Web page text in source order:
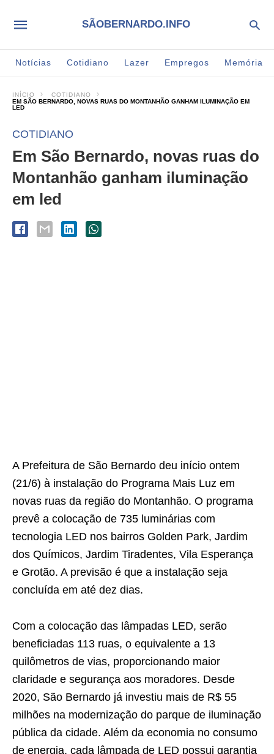
SÃOBERNARDO.INFO
Notícias Cotidiano Lazer Empregos Memória
INÍCIO
COTIDIANO
EM SÃO BERNARDO, NOVAS RUAS DO MONTANHÃO GANHAM ILUMINAÇÃO EM
LED
COTIDIANO
Em São Bernardo, novas ruas do
Montanhão ganham iluminação
em led
A Prefeitura de São Bernardo deu início ontem
(21/6) à instalação do Programa Mais Luz em
novas ruas da região do Montanhão. O programa
prevê a colocação de 735 luminárias com
tecnologia LED nos bairros Golden Park, Jardim
dos Químicos, Jardim Tiradentes, Vila Esperança
e Grotão. A previsão é que a instalação seja
concluída em até dez dias.
Com a colocação das lâmpadas LED, serão
beneficiadas 113 ruas, o equivalente a 13
quilômetros de vias, proporcionando maior
claridade e segurança aos moradores. Desde
2020, São Bernardo já investiu mais de R$ 55
milhões na modernização do parque de iluminação
pública da cidade. Além da economia no consumo
de energia, cada lâmpada de LED possui garantia